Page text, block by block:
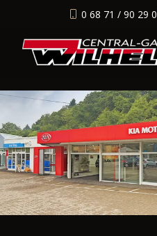
0 68 71 / 90 29 0